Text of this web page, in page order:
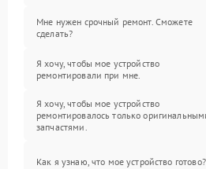
Мне нужен срочный ремонт. Сможете
сделать?
Я хочу, чтобы мое устройство
ремонтировали при мне.
Я хочу, чтобы мое устройство
ремонтировалось только
запчастями.
Как я узнаю, что мое устройство готово?